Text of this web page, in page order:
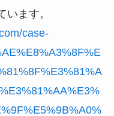
ます。
case-